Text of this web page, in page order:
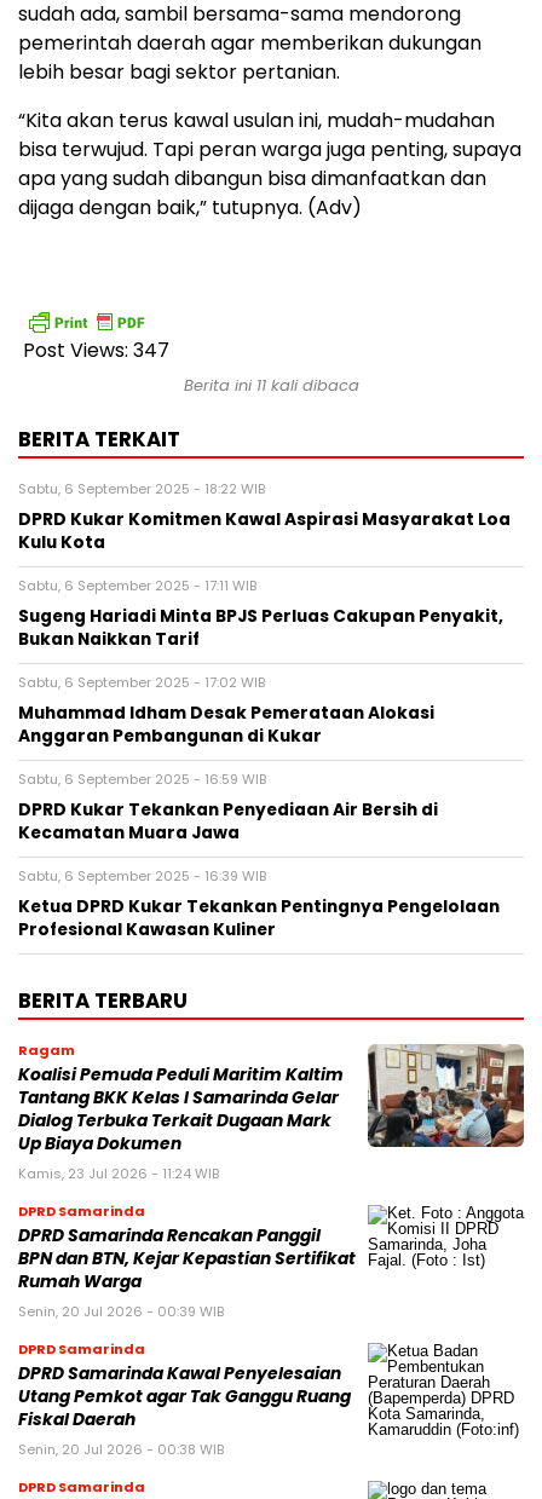
sudah ada, sambil bersama-sama mendorong
pemerintah daerah agar memberikan dukungan
lebih besar bagi sektor pertanian.
“Kita akan terus kawal usulan ini, mudah-mudahan
bisa terwujud. Tapi peran warga juga penting, supaya
apa yang sudah dibangun bisa dimanfaatkan dan
dijaga dengan baik,” tutupnya. (Adv)
Post Views: 347
Berita ini 11 kali dibaca
BERITA TERKAIT
Sabtu, 6 September 2025 - 18:22 WIB
DPRD Kukar Komitmen Kawal Aspirasi Masyarakat Loa
Kulu Kota
Sabtu, 6 September 2025 - 17:11 WIB
Sugeng Hariadi Minta BPJS Perluas Cakupan Penyakit,
Bukan Naikkan Tarif
Sabtu, 6 September 2025 - 17:02 WIB
Muhammad Idham Desak Pemerataan Alokasi
Anggaran Pembangunan di Kukar
Sabtu, 6 September 2025 - 16:59 WIB
DPRD Kukar Tekankan Penyediaan Air Bersih di
Kecamatan Muara Jawa
Sabtu, 6 September 2025 - 16:39 WIB
Ketua DPRD Kukar Tekankan Pentingnya Pengelolaan
Profesional Kawasan Kuliner
BERITA TERBARU
Ragam
Koalisi Pemuda Peduli Maritim Kaltim
Tantang BKK Kelas I Samarinda Gelar
Dialog Terbuka Terkait Dugaan Mark
Up Biaya Dokumen
Kamis, 23 Jul 2026 - 11:24 WIB
DPRD Samarinda
DPRD Samarinda Rencakan Panggil
BPN dan BTN, Kejar Kepastian Sertifikat
Rumah Warga
Senin, 20 Jul 2026 - 00:39 WIB
DPRD Samarinda
DPRD Samarinda Kawal Penyelesaian
Utang Pemkot agar Tak Ganggu Ruang
Fiskal Daerah
Senin, 20 Jul 2026 - 00:38 WIB
DPRD Samarinda